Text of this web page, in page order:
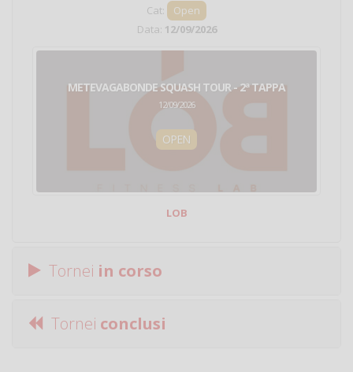
Cat:
Open
Data: 12/09/2026
METEVAGABONDE SQUASH TOUR - 2ª TAPPA
12/09/2026
OPEN
LOB
Tornei in corso
Tornei conclusi